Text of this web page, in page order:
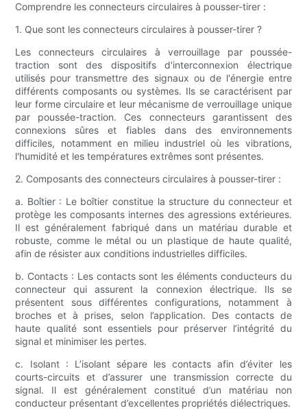
Comprendre les connecteurs circulaires à pousser-tirer :
1. Que sont les connecteurs circulaires à pousser-tirer ?
Les connecteurs circulaires à verrouillage par poussée-
traction sont des dispositifs d'interconnexion électrique
utilisés pour transmettre des signaux ou de l'énergie entre
différents composants ou systèmes. Ils se caractérisent par
leur forme circulaire et leur mécanisme de verrouillage unique
par poussée-traction. Ces connecteurs garantissent des
connexions sûres et fiables dans des environnements
difficiles, notamment en milieu industriel où les vibrations,
l'humidité et les températures extrêmes sont présentes.
2. Composants des connecteurs circulaires à pousser-tirer :
a. Boîtier : Le boîtier constitue la structure du connecteur et
protège les composants internes des agressions extérieures.
Il est généralement fabriqué dans un matériau durable et
robuste, comme le métal ou un plastique de haute qualité,
afin de résister aux conditions industrielles difficiles.
b. Contacts : Les contacts sont les éléments conducteurs du
connecteur qui assurent la connexion électrique. Ils se
présentent sous différentes configurations, notamment à
broches et à prises, selon l’application. Des contacts de
haute qualité sont essentiels pour préserver l’intégrité du
signal et minimiser les pertes.
c. Isolant : L’isolant sépare les contacts afin d’éviter les
courts-circuits et d’assurer une transmission correcte du
signal. Il est généralement constitué d’un matériau non
conducteur présentant d’excellentes propriétés diélectriques.